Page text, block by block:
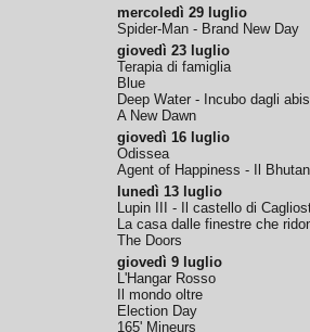
mercoledì 29 luglio
Spider-Man - Brand New Day
giovedì 23 luglio
Terapia di famiglia
Blue
Deep Water - Incubo dagli
A New Dawn
giovedì 16 luglio
Odissea
Agent of Happiness - Il
lunedì 13 luglio
Lupin III - Il castello di
La casa dalle finestre che
The Doors
giovedì 9 luglio
L'Hangar Rosso
Il mondo oltre
Election Day
165' Mineurs